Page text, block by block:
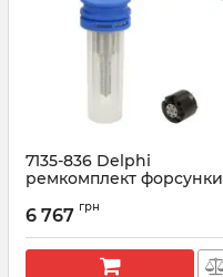
7135-836 Delphi
ремкомплект форсунки
Crafter 2.0 TDI
Артикул: 7135-836
6 767 грн